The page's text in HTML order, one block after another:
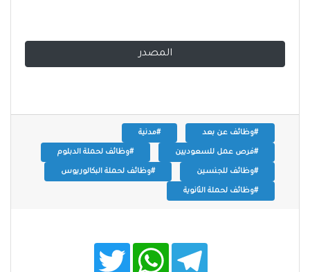
المصدر
#وظائف عن بعد #مدنية
#فرص عمل للسعوديين #وظائف لحملة الدبلوم
#وظائف للجنسين #وظائف لحملة البكالوريوس
#وظائف لحملة الثانوية
T
w
W
h
T